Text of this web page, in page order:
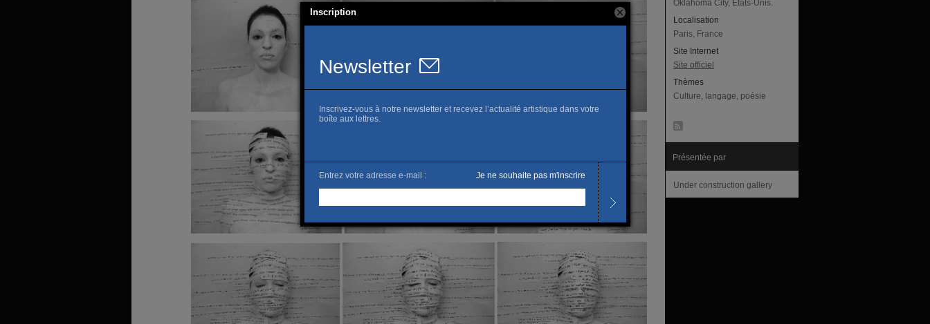
Oklahoma City, États-Unis.
Localisation
Paris, France
Site Internet
Site officiel
Thèmes
Culture, langage, poésie
Présentée par
Under construction gallery
Inscription